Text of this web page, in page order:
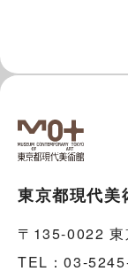
東京都現代美
〒135-0022 東
TEL：03-